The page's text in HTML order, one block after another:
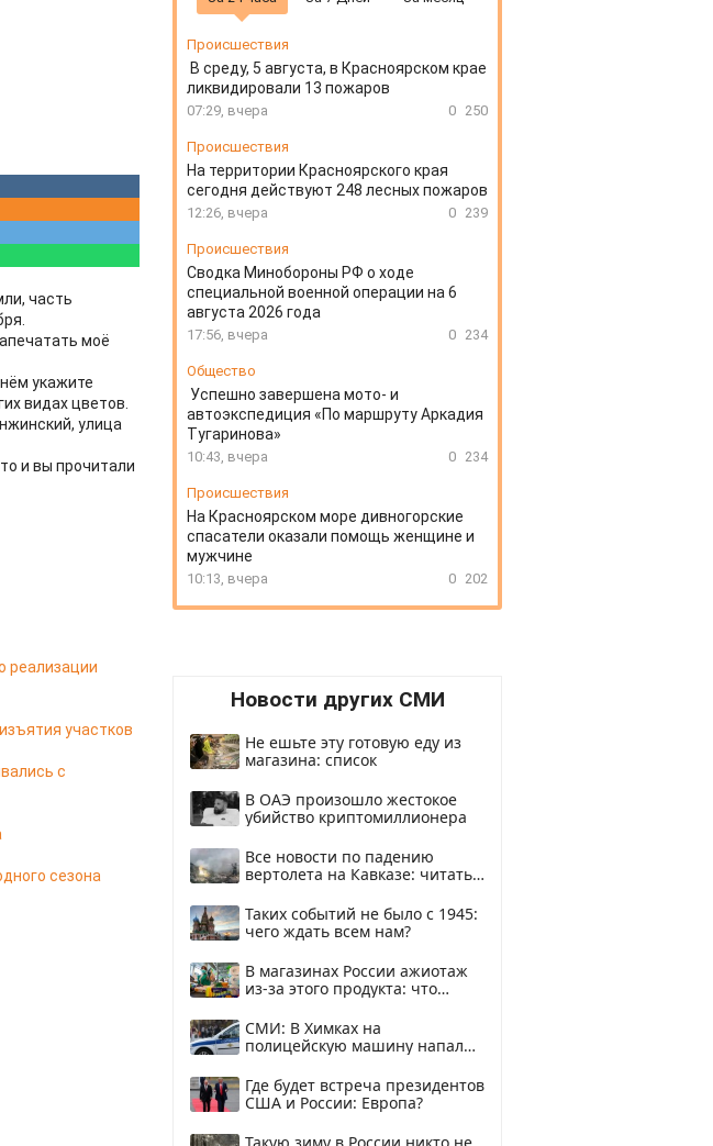
часть
моё
укажите
видах цветов.
улица
и вы прочитали
реализации
участков
с
сезона
Происшествия
В среду, 5 августа, в Красноярском крае
ликвидировали 13 пожаров
07:29, вчера 0 250
Происшествия
На территории Красноярского края
сегодня действуют 248 лесных пожаров
12:26, вчера 0 239
Происшествия
Сводка Минобороны РФ о ходе
специальной военной операции на 6
августа 2026 года
17:56, вчера 0 234
Общество
Успешно завершена мото- и
автоэкспедиция «По маршруту Аркадия
Тугаринова»
10:43, вчера 0 234
Происшествия
На Красноярском море дивногорские
спасатели оказали помощь женщине и
мужчине
10:13, вчера 0 202
Новости других СМИ
Не ешьте эту готовую еду из
магазина: список
В ОАЭ произошло жестокое
убийство криптомиллионера
Все новости по падению
вертолета на Кавказе: читать
Таких событий не было с 1945:
чего ждать всем нам?
В магазинах России ажиотаж
из-за этого продукта: что
СМИ: В Химках на
полицейскую машину напали
Где будет встреча президентов
США и России: Европа?